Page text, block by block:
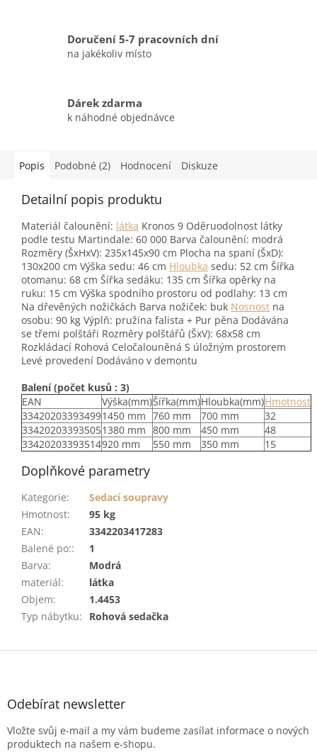
Doručení 5-7 pracovních dní
na jakékoliv místo
Dárek zdarma
k náhodné objednávce
Popis Podobné (2) Hodnocení Diskuze
Detailní popis produktu
Materiál čalounění: látka Kronos 9 Oděruodolnost látky
podle testu Martindale: 60 000 Barva čalounění: modrá
Rozměry (ŠxHxV): 235x145x90 cm Plocha na spaní (ŠxD):
130x200 cm Výška sedu: 46 cm Hloubka sedu: 52 cm Šířka
otomanu: 68 cm Šířka sedáku: 135 cm Šířka opěrky na
ruku: 15 cm Výška spodního prostoru od podlahy: 13 cm
Na dřevěných nožičkách Barva nožiček: buk Nosnost na
osobu: 90 kg Výplň: pružina falista + Pur pěna Dodávána
se třemi polštáři Rozměry polštářů (ŠxV): 68x58 cm
Rozkládací Rohová Celočalouněná S úložným prostorem
Levé provedení Dodáváno v demontu
Balení (počet kusů : 3)
EAN
Výška(mm)Šířka(mm)Hloubka(mm)Hmotnost
334202033934991450 mm 760 mm 700 mm
32
334202033935051380 mm 800 mm 450 mm
48
33420203393514920 mm 550 mm 350 mm 15
Doplňkové parametry
Kategorie:
Sedací soupravy
Hmotnost:
95 kg
EAN:
3342203417283
Balené po::
1
Barva:
Modrá
materiál:
látka
Objem:
1.4453
Typ nábytku: Rohová sedačka
Z
Odebírat newsletter
Vložte svůj e-mail a my vám budeme zasílat informace o nových
produktech na našem e-shopu.